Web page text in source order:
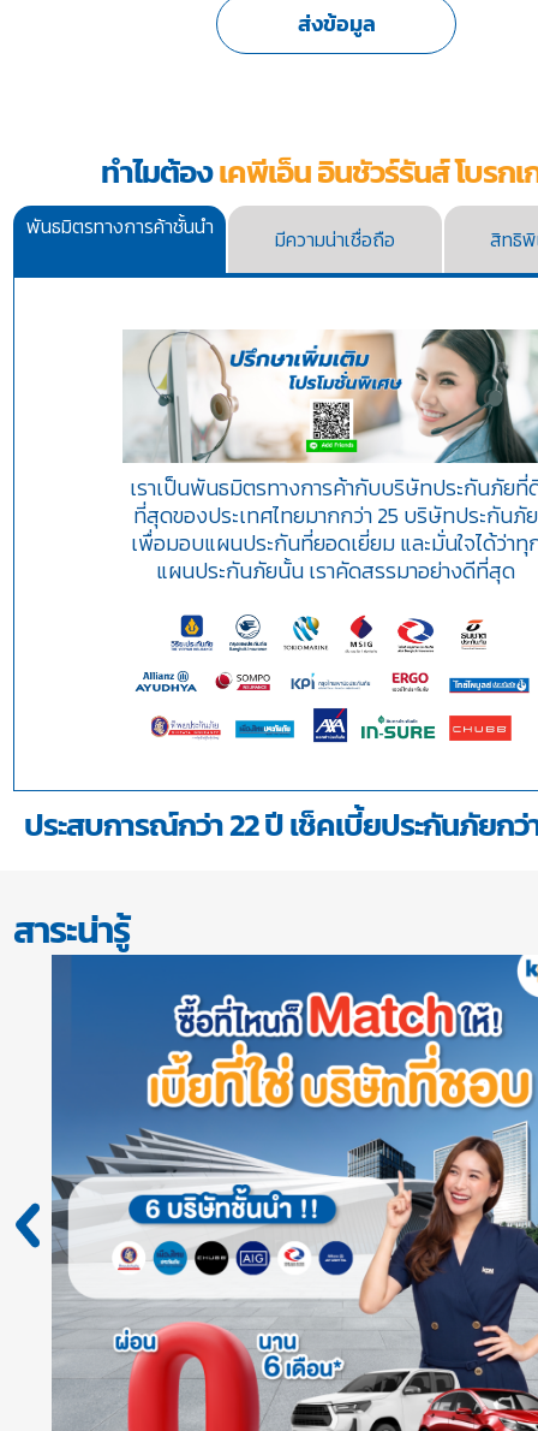
ทำไมต้องเคพีเอ็น อินชัวร์รันส์ โบรกเ
พันธมิตรทางการค้าชั้นนำ มีความน่าเชื่อถือ สิทธิพิ
เราเป็นพันธมิตรทางการค้ากับบริษัทประกันภัยที่
ที่สุดของประเทศไทยมากกว่า 25 บริษัทประกันภัย
เพื่อมอบแผนประกันที่ยอดเยี่ยม และมั่นใจได้ว่าทุ
แผนประกันภัยนั้น เราคัดสรรมาอย่างดีที่สุด
ประสบการณ์กว่า 22 ปี เช็คเบี้ยประกันภัยกว่
สาระน่ารู้